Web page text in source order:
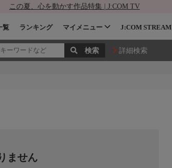
この夏、心を動かす作品特集 | J:COM TV
覧 ランキング マイメニュー J:COM STREAM
詳細検索
ません